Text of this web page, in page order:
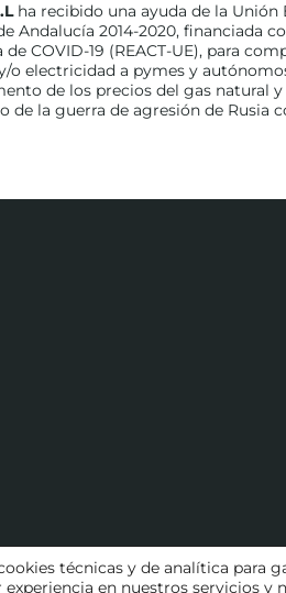
ha recibido una ayuda de la Unión
Andalucía 2014-2020, financiada
COVID-19 (REACT-UE), para
o electricidad a pymes y
de los precios del gas natural y
la guerra de agresión de Rusia
técnicas y de analítica para
en nuestros servicios y